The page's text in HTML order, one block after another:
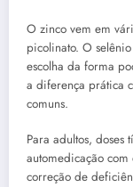
O zinco vem em
picolinato. O
escolha da forma
a diferença prática
comuns.
Para adultos, doses
automedicação com
correção de